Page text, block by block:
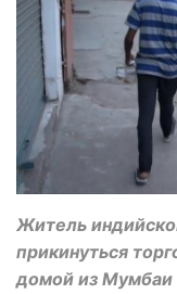
Житель
прикинуться
домой из Мумбаи